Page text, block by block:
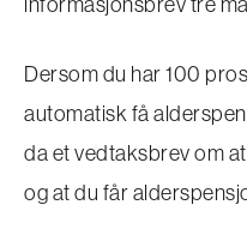
Dersom du har 100
automatisk få
da et vedtaksbrev om
og at du får